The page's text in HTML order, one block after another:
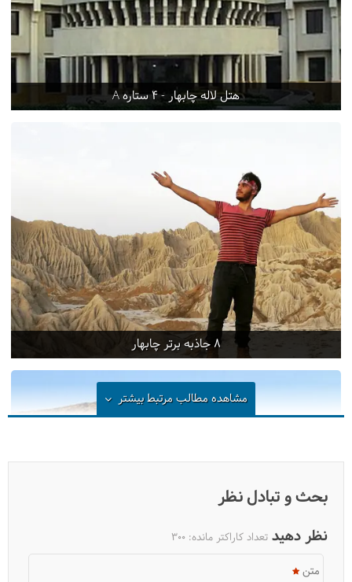
هتل لاله چابهار - 4 ستاره A
8 جاذبه برتر چابهار
مشاهده مطالب مرتبطبیشتر
بحث و تبادل نظر
نظر دهید تعداد کاراکتر مانده: 300
متن